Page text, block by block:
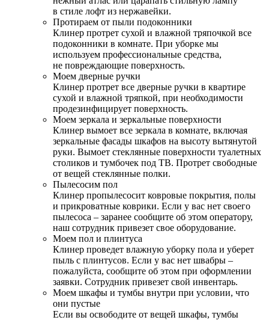
в стиле лофт из нержавейки.
Протираем от пыли подоконники
Клинер протрет сухой и влажной тряпочкой все
подоконники в комнате. При уборке мы
используем профессиональные средства,
не повреждающие поверхность.
Моем дверные ручки
Клинер протрет все дверные ручки в квартире
сухой и влажной тряпкой, при необходимости
продезинфицирует поверхность.
Моем зеркала и зеркальные поверхности
Клинер вымоет все зеркала в комнате, включая
зеркальные фасады шкафов на высоту вытянутой
руки. Вымоет стеклянные поверхности туалетных
столиков и тумбочек под ТВ. Протрет свободные
от вещей стеклянные полки.
Пылесосим пол
Клинер пропылесосит ковровые покрытия, полы
и прикроватные коврики. Если у вас нет своего
пылесоса – заранее сообщите об этом оператору,
наш сотрудник привезет свое оборудование.
Моем пол и плинтуса
Клинер проведет влажную уборку пола и уберет
пыль с плинтусов. Если у вас нет швабры –
пожалуйста, сообщите об этом при оформлении
заявки. Сотрудник привезет свой инвентарь.
Моем шкафы и тумбы внутри при условии, что
они пустые
Если вы освободите от вещей шкафы, тумбы